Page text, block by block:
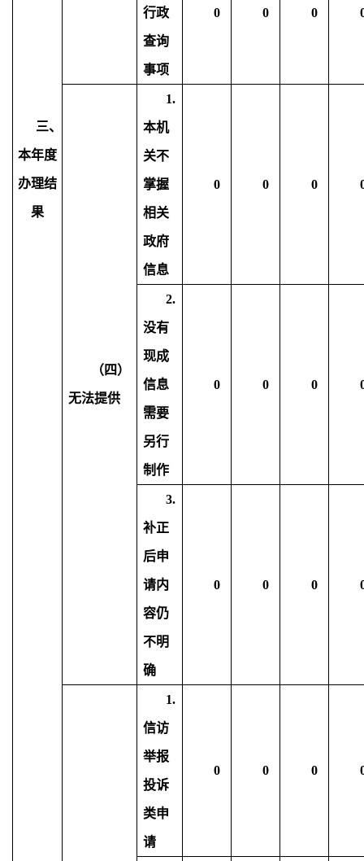
三、
本年度
办理结
果
行政
查询
事项
0 0 0
（四）
无法提供
1.
本机
关不
掌握
相关
政府
信息
0 0 0
2.
没有
现成
信息
需要
另行
制作
0 0 0
3.
补正
后申
请内
容仍
不明
确
0 0 0
1.
信访
举报
投诉
类申
请
0 0 0